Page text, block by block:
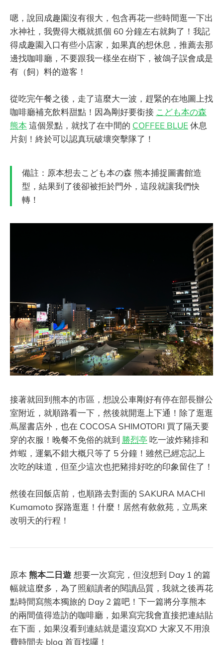
嗯，說回成趣園沒有很大，包含再花一些時間逛一下出
水神社，我覺得大概就抓個 60 分鐘左右就夠了！我記
得成趣園入口有些小店家，如果真的想休息，推薦去那
邊找咖啡廳，不要跟我一樣坐在樹下，被鴿子誤會成是
有（飼）料的遊客！
從吃完午餐之後，走了這麼大一波，趕緊的在地圖上找
咖啡廳補充飲料甜點！因為剛好要銜接 こども本の森
熊本 這個景點，就找了在中間的 COFFEE BLUE休息
片刻！終於可以認真玩破壞突擊隊了！
備註：原本想去こども本の森 熊本捕捉圖書館造
型，結果到了後卻被拒於門外，這段就讓我們快
轉！
接著就回到熊本的市區，想說公車剛好有停在部長辦公
室附近，就順路看一下，然後就開逛上下通！除了逛逛
蔦屋書店外，也在 COCOSA SHIMOTORI 買了隔天要
穿的衣服！晚餐不免俗的就到 勝烈亭 吃一波炸豬排和
炸蝦，運氣不錯大概只等了 5 分鐘！雖然已經忘記上
次吃的味道，但至少這次也把豬排好吃的印象留住了！
然後在回飯店前，也順路去對面的 SAKURA MACHI
Kumamoto 探路逛逛！什麼！居然有敘敘苑，立馬來
改明天的行程！
原本 熊本二日遊 想要一次寫完，但沒想到 Day 1 的篇
幅就這麼多，為了照顧讀者的閱讀品質，我就之後再花
點時間寫熊本獨旅的 Day 2 篇吧！下一篇將分享熊本
的兩間值得造訪的咖啡廳，如果寫完我會直接把連結貼
在下面，如果沒看到連結就是還沒寫XD 大家又不用浪
費時間去 blog 首頁找囉！